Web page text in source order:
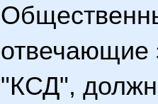
отвечающие
"КСД",